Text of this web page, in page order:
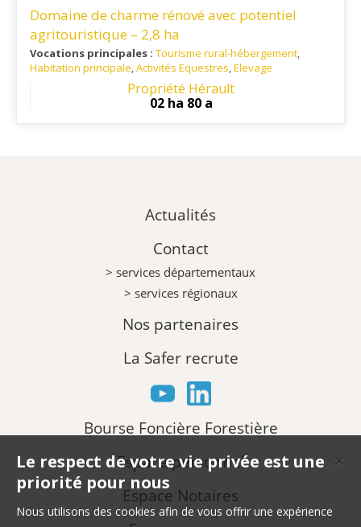
Domaine de charme rénové avec potentiel
agritouristique – 2,8 ha
Vocations principales : Tourisme rural-hébergement,
Habitation principale,Activités Equestres,Elevage
: À 1h de Béziers et Millau, 1h30 de
Montpellier, 2h de Toulouse.Propriété Hérault
02 ha 80 a
Actualités
Contact
> services départementaux
> services régionaux
Nos partenaires
La Safer recrute
Bourse Foncière Forestière
Espace personnel
Espace Notaires
✕
Le respect de votre vie privée est une
priorité pour nous
Nous utilisons des cookies afin de vous offrir une expérience